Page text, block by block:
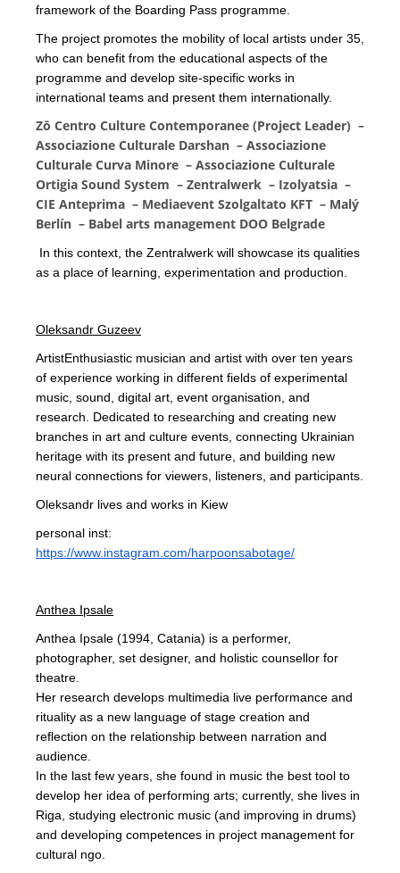
framework of the Boarding Pass programme.
The project promotes the mobility of local artists under 35,
who can benefit from the educational aspects of the
programme and develop site-specific works in
international teams and present them internationally.
Zō Centro Culture Contemporanee (Project Leader) –
Associazione Culturale Darshan – Associazione
Culturale Curva Minore – Associazione Culturale
Ortigia Sound System – Zentralwerk – Izolyatsia –
CIE Anteprima – Mediaevent Szolgaltato KFT – Malý
Berlín – Babel arts management DOO Belgrade
In this context, the Zentralwerk will showcase its qualities
as a place of learning, experimentation and production.
Oleksandr Guzeev
ArtistEnthusiastic musician and artist with over ten years
of experience working in different fields of experimental
music, sound, digital art, event organisation, and
research. Dedicated to researching and creating new
branches in art and culture events, connecting Ukrainian
heritage with its present and future, and building new
neural connections for viewers, listeners, and participants.
Oleksandr lives and works in Kiew
personal inst:
https://www.instagram.com/harpoonsabotage/
Anthea Ipsale
Anthea Ipsale (1994, Catania) is a performer,
photographer, set designer, and holistic counsellor for
theatre.
Her research develops multimedia live performance and
rituality as a new language of stage creation and
reflection on the relationship between narration and
audience.
In the last few years, she found in music the best tool to
develop her idea of performing arts; currently, she lives in
Riga, studying electronic music (and improving in drums)
and developing competences in project management for
cultural ngo.